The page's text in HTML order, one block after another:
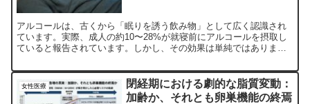
アルコールは、古くから「眠りを誘う飲み物」として広く認識され
ています。実際、成人の約10〜28%が就寝前にアルコールを摂取し
ていると報告されています。しかし、その効果は単純ではありませ
すのでしょうか。
女性医療
閉経期における劇的な脂質変動：
加齢か、それとも卵巣機能の終焉